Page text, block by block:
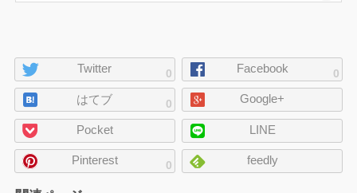
ペ
ー
ジ
の
シ
ェ
0
Twitter 0
Facebook
0
はてブ Google+
Pocket LINE
0
Pinterest feedly